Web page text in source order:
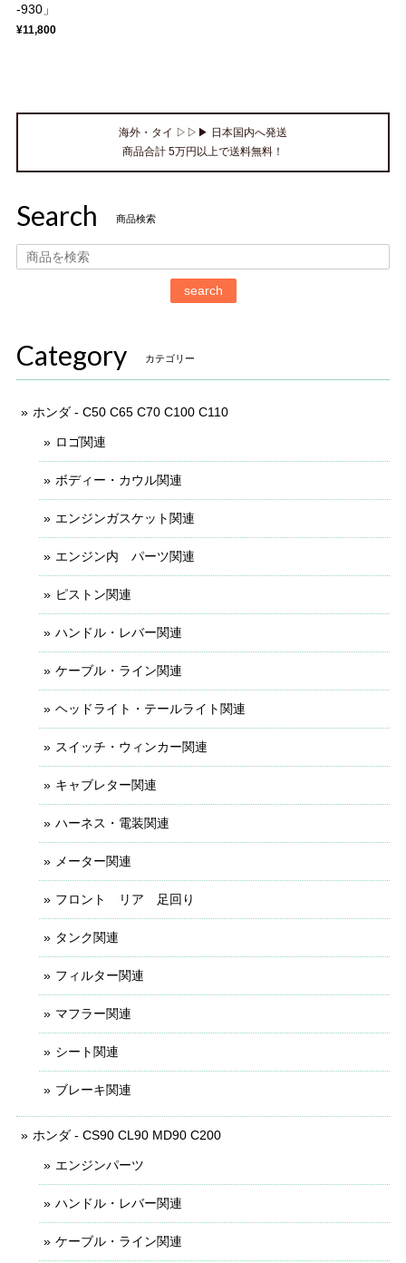
-930」
¥11,800
海外・タイ ▷▷▶ 日本国内へ発送
商品合計 5万円以上で送料無料！
Search 商品検索
search
Category カテゴリー
ホンダ - C50 C65 C70 C100 C110
ロゴ関連
ボディー・カウル関連
エンジンガスケット関連
エンジン内 パーツ関連
ピストン関連
ハンドル・レバー関連
ケーブル・ライン関連
ヘッドライト・テールライト関連
スイッチ・ウィンカー関連
キャブレター関連
ハーネス・電装関連
メーター関連
フロント リア 足回り
タンク関連
フィルター関連
マフラー関連
シート関連
ブレーキ関連
ホンダ - CS90 CL90 MD90 C200
エンジンパーツ
ハンドル・レバー関連
ケーブル・ライン関連